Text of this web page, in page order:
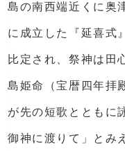
島の南西端近くに奥
に成立した『延喜式
比定され、祭神は田
島姫命（宝暦四年拝
が先の短歌とともに
御神に渡りて」とみ